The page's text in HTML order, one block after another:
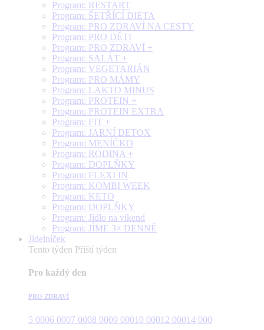
Program: RESTART
Program: ŠETŘÍCÍ DIETA
Program: PRO ZDRAVÍ NA CESTY
Program: PRO DĚTI
Program: PRO ZDRAVÍ +
Program: SALÁT +
Program: VEGETARIÁN
Program: PRO MÁMY
Program: LAKTO MINUS
Program: PROTEIN +
Program: PROTEIN EXTRA
Program: FIT +
Program: JARNÍ DETOX
Program: MENÍČKO
Program: RODINA +
Program: DOPLŇKY
Program: FLEXI IN
Program: KOMBI WEEK
Program: KETO
Program: DOPLŇKY
Program: Jídlo na víkend
Program: JÍME 3× DENNĚ
Jídelníček
Tento týden Příští týden
Pro každý den
PRO ZDRAVÍ
5 0006 0007 0008 0009 00010 00012 00014 000